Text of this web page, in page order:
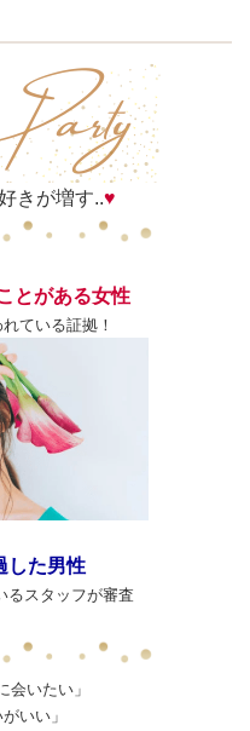
きが増す..♥
とがある女性
ている証拠！
した男性
るスタッフが審査
会いたい」
いい」